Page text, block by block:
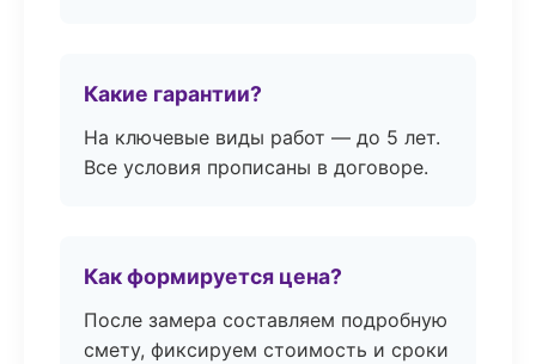
Какие гарантии?
На ключевые виды работ — до 5 лет.
Все условия прописаны в договоре.
Как формируется цена?
После замера составляем подробную
смету, фиксируем стоимость и сроки